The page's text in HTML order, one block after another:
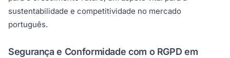
sustentabilidade e competitividade no mercado
português.
Segurança e Conformidade com o RGPD em